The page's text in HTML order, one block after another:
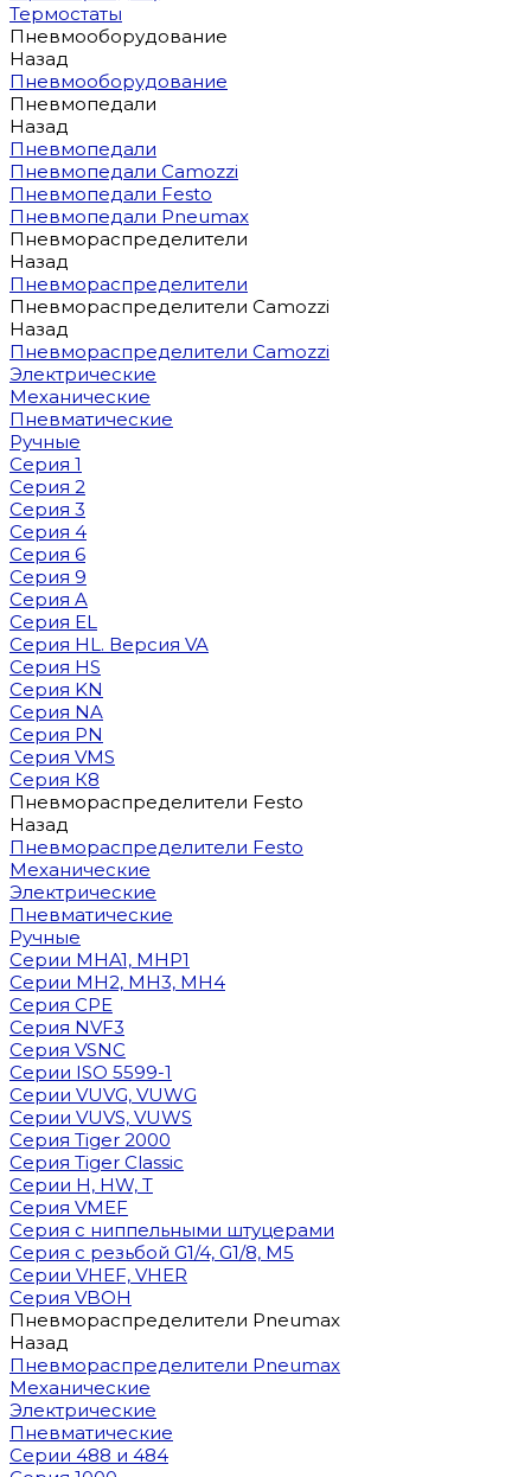
Термостаты
Пневмооборудование
Назад
Пневмооборудование
Пневмопедали
Назад
Пневмопедали
Пневмопедали Camozzi
Пневмопедали Festo
Пневмопедали Pneumax
Пневмораспределители
Назад
Пневмораспределители
Пневмораспределители Camozzi
Назад
Пневмораспределители Camozzi
Электрические
Механические
Пневматические
Ручные
Серия 1
Серия 2
Серия 3
Серия 4
Серия 6
Серия 9
Серия A
Серия EL
Серия HL. Версия VA
Серия HS
Серия KN
Серия NA
Серия PN
Серия VMS
Серия К8
Пневмораспределители Festo
Назад
Пневмораспределители Festo
Механические
Электрические
Пневматические
Ручные
Cерии MHA1, MHP1
Cерии MH2, MH3, MH4
Cерия CPE
Серия NVF3
Серия VSNC
Серии ISO 5599-1
Серии VUVG, VUWG
Серии VUVS, VUWS
Серия Tiger 2000
Серия Tiger Classic
Серии H, HW, T
Серия VMEF
Серия с ниппельными штуцерами
Серия с резьбой G1/4, G1/8, М5
Серии VHEF, VHER
Серия VBOH
Пневмораспределители Pneumax
Назад
Пневмораспределители Pneumax
Механические
Электрические
Пневматические
Серии 488 и 484